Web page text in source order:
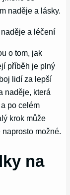
naděje a lásky.
a léčení
o tom, jak
příběh je plný
lidí za lepší
naděje, která
po celém
krok může
možné.
na